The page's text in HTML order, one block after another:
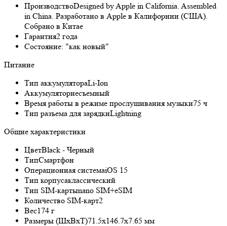
ПроизводствоDesigned by Apple in California. Assembled
in China. Разработано в Apple в Калифорнии (США).
Собрано в Китае
Гарантия2 года
Состояние: "как новый"
Питание
Тип аккумулятораLi-Ion
Аккумуляторнесъемный
Время работы в режиме прослушивания музыки75 ч
Тип разъема для зарядкиLightning
Общие характеристики
ЦветBlack - Черный
ТипСмартфон
Операционная системаiOS 15
Тип корпусаклассический
Тип SIM-картыnano SIM+eSIM
Количество SIM-карт2
Вес174 г
Размеры (ШxВxТ)71.5x146.7x7.65 мм